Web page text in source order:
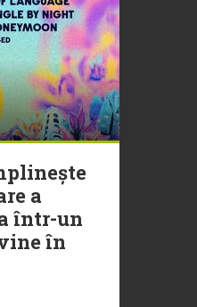
Aia x
Theo
a
într-un
în